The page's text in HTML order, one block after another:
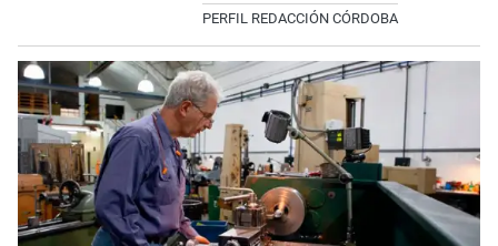
PERFIL REDACCIÓN CÓRDOBA